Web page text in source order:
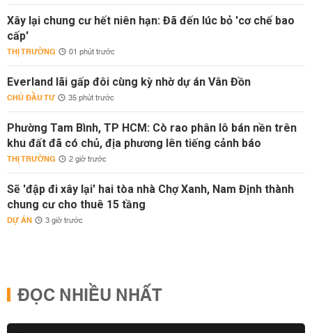
Xây lại chung cư hết niên hạn: Đã đến lúc bỏ 'cơ chế bao
cấp'
THỊ TRƯỜNG 01 phút trước
Everland lãi gấp đôi cùng kỳ nhờ dự án Vân Đồn
CHỦ ĐẦU TƯ 35 phút trước
Phường Tam Bình, TP HCM: Cò rao phân lô bán nền trên
khu đất đã có chủ, địa phương lên tiếng cảnh báo
THỊ TRƯỜNG 2 giờ trước
Sẽ 'đập đi xây lại' hai tòa nhà Chợ Xanh, Nam Định thành
chung cư cho thuê 15 tầng
DỰ ÁN 3 giờ trước
ĐỌC NHIỀU NHẤT